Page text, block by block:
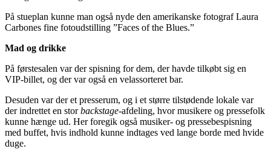
På stueplan kunne man også nyde den amerikanske fotograf Laura
Carbones fine fotoudstilling ”Faces of the Blues.”
Mad og drikke
På førstesalen var der spisning for dem, der havde tilkøbt sig en
VIP-billet, og der var også en velassorteret bar.
Desuden var der et presserum, og i et større tilstødende lokale var
der indrettet en storbackstage-afdeling, hvor musikere og pressefolk
kunne hænge ud. Her foregik også musiker- og pressebespisning
med buffet, hvis indhold kunne indtages ved lange borde med hvide
duge.